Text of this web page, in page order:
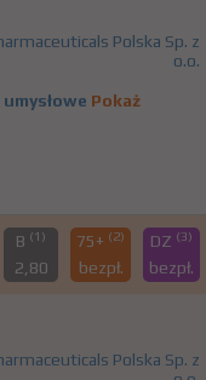
Polska Sp. z
o.o.
Pokaż
B (1)
2,80
75+ (2)
bezpł.
DZ (3)
bezpł.
Polska Sp. z